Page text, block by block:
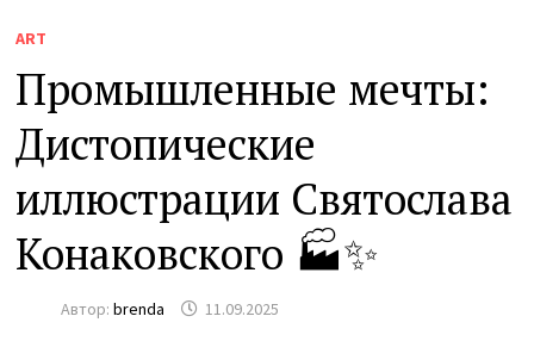
ART
Промышленные мечты:
Дистопические
иллюстрации Святослава
Конаковского 🏭✨
Автор:brenda 11.09.2025